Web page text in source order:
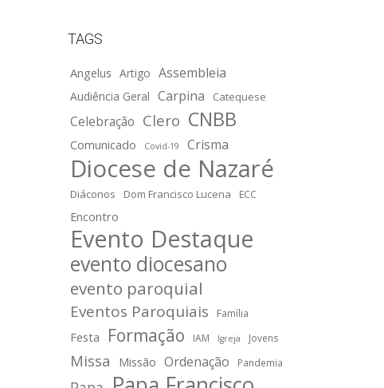
TAGS
Angelus Artigo Assembleia
Audiência Geral Carpina Catequese
Celebração Clero CNBB
Comunicado Covid-19 Crisma
Diocese de Nazaré
Diáconos Dom Francisco Lucena ECC
Encontro
Evento Destaque
evento diocesano
evento paroquial
Eventos Paroquiais Família
Festa Formação IAM Igreja Jovens
Missa Missão Ordenação Pandemia